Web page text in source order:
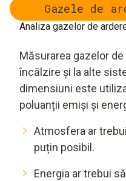
Gazele de
Analiza gazelor de
Măsurarea gazelor
încălzire și la alte
dimensiuni este
poluanții emiși și
Atmosfera ar
puțin posibil.
Energia ar trebui